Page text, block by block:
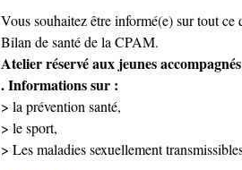
Vous souhaitez être informé(e) sur tout
Bilan de santé de la CPAM.
Atelier réservé aux jeunes
. Informations sur :
> la prévention santé,
> le sport,
> Les maladies sexuellement